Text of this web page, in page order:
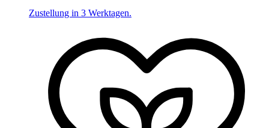
Zustellung in 3 Werktagen.